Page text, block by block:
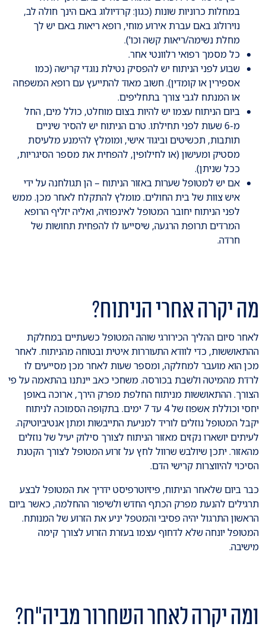
במחלות כרוניות שונות (כגון: קרדיולוג באם הינך חולה לב,
נוירולוג באם עברת אירוע מוחי, רופא ריאות באם יש לך
מחלת נשימה/ריאות קשה וכו').
כל מסמך רפואי רלוונטי אחר.
שבוע לפני הניתוח יש להפסיק נטילת נוגדי קרישה (כמו
אספירין או קומדין). חשוב מאוד להתייעץ עם רופא המשפחה
או המנתח לגבי צורך בתחליפים.
ביום הניתוח עצמו יש להיות בצום מוחלט, כולל מים, החל
מ-6 שעות לפני תחילתו. טרם הניתוח יש להסיר שיניים
תותבות, תכשיטים וביגוד אישי, ומומלץ להימנע מלעיסת
מסטיק ומעישון (או לחילופין, להפחית את מספר הסיגריות,
ככל שניתן).
אם יש למטופל שערות באזור הניתוח – הן תגולחנה על ידי
איש צוות של בית החולים. מומלץ להתקלח לאחר מכן. ממש
לפני הניתוח יחובר המטופל לאינפוזיה, ואליה יזליף הרופא
המרדים תרופת הרגעה, שיסייעו לו להפחית תחושות של
חרדה.
מה יקרה אחרי הניתוח?
לאחר סיום ההליך הכירורגי שוהה המטופל כשעתיים במחלקת
ההתאוששות, כדי לוודא התעוררות איטית ובטוחה מהניתוח. לאחר
מכן הוא מועבר למחלקה, ומספר שעות לאחר מכן מסייעים לו
לרדת מהמיטה ולשבת בכורסה. משחכי כאב יינתנו בהתאמה על פי
הצורך. ההתאוששות מניתוח החלפת מפרק הירך, ארוכה באופן
יחסי וכוללת אשפוז של 4 עד 7 ימים. בתקופה הסמוכה לניתוח
יקבל המטופל נוזלים לוריד למניעת התייבשות ומתן אנטיביוטיקה.
לעיתים יושארו נקזים מאזור הניתוח לצורך סילוק יעיל של נוזלים
מהאזור. יתכן שיולבש שרוול לחץ על זרוע המטופל לצורך הקטנת
הסיכוי להיווצרות קרישי הדם.
כבר ביום שלאחר הניתוח, פיזיוטרפיסט ידריך את המטופל לבצע
תרגילים להנעת מפרק הכתף החדש ולשיפור ההחלמה, כאשר ביום
הראשון התרגול יהיה פסיבי והמטפל יניע את הזרוע של המנותח.
המטופל יונחה שלא לדחוף עצמו בעזרת הזרוע לצורך קימה
מישיבה.
ומה יקרה לאחר השחרור מביה"ח?